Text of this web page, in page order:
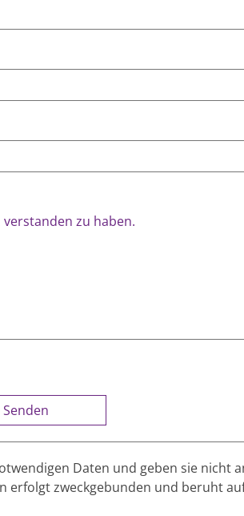
zu haben.
Daten und geben sie nicht
erfolgt zweckgebunden und beruht